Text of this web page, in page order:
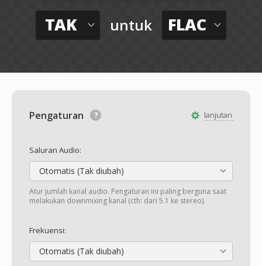
TAK untuk FLAC
lanjutan
Pengaturan
Saluran Audio:
Otomatis (Tak diubah)
Atur jumlah kanal audio. Pengaturan ini paling berguna saat
melakukan downmixing kanal (cth: dari 5.1 ke stereo).
Frekuensi:
Otomatis (Tak diubah)